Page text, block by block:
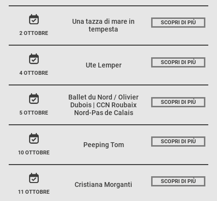
2 OTTOBRE
Una tazza di mare in
tempesta
SCOPRI DI PIÙ
4 OTTOBRE
Ute Lemper SCOPRI DI PIÙ
5 OTTOBRE
Ballet du Nord / Olivier
Dubois | CCN Roubaix
Nord-Pas de Calais
SCOPRI DI PIÙ
10 OTTOBRE
Peeping Tom SCOPRI DI PIÙ
11 OTTOBRE
Cristiana Morganti SCOPRI DI PIÙ